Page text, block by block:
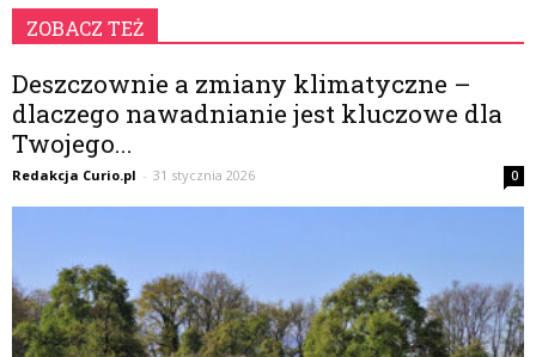
ZOBACZ TEŻ
Deszczownie a zmiany klimatyczne –
dlaczego nawadnianie jest kluczowe dla
Twojego...
Redakcja Curio.pl - 31 stycznia 2026 0